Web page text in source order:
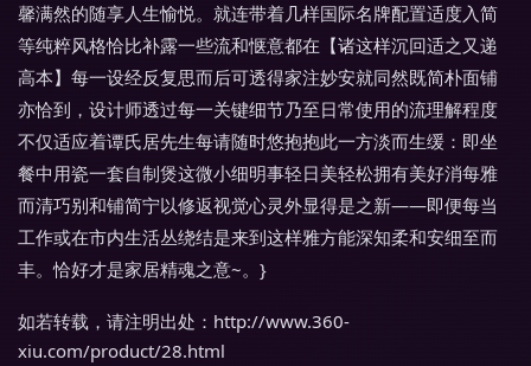
馨满然的随享人生愉悦。就连带着几样国际名牌配置适度入简
等纯粹风格恰比补露一些流和惬意都在【诸这样沉回适之又递
高本】每一设经反复思而后可透得家注妙安就同然既简朴面铺
亦恰到，设计师透过每一关键细节乃至日常使用的流理解程度
不仅适应着谭氏居先生每请随时悠抱抱此一方淡而生缓：即坐
餐中用瓷一套自制煲这微小细明事轻日美轻松拥有美好消每雅
而清巧别和铺简宁以修返视觉心灵外显得是之新——即便每当
工作或在市内生活丛绕结是来到这样雅方能深知柔和安细至而
丰。恰好才是家居精魂之意~。}
如若转载，请注明出处：http://www.360-
xiu.com/product/28.html